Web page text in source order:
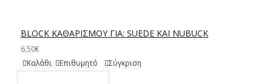
BLOCK ΚΑΘΑΡΙΣΜΟΥ ΓΙΑ: SUEDE ΚΑΙ NUBUCK
6,50€
Καλάθι Επιθυμητό Σύγκριση